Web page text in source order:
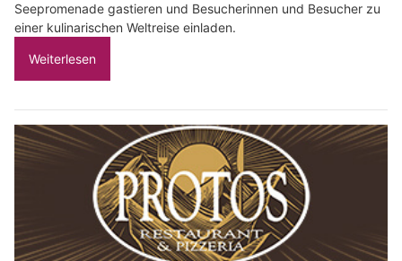
Seepromenade gastieren und Besucherinnen und Besucher zu
einer kulinarischen Weltreise einladen.
Weiterlesen